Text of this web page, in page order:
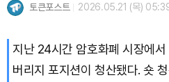
토큰포스트 2026.05.21 (목)
지난 24시간 암호화폐 시장에
버리지 포지션이 청산됐다. 숏